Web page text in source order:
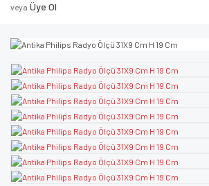
veya Üye Ol